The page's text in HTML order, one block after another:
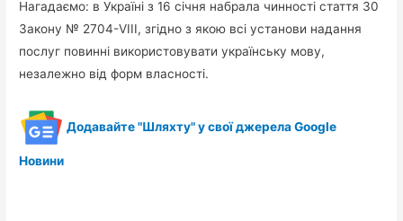
Нагадаємо: в Україні з 16 січня набрала чинності стаття 30
Закону № 2704-VIII, згідно з якою всі установи надання
послуг повинні використовувати українську мову,
незалежно від форм власності.
Додавайте "Шляхту" у свої джерела Google
Новини